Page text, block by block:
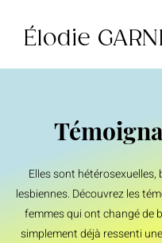
Élodie
Elles sont hétérosexuelles,
lesbiennes. Découvrez les
femmes qui ont changé de
simplement déjà ressenti